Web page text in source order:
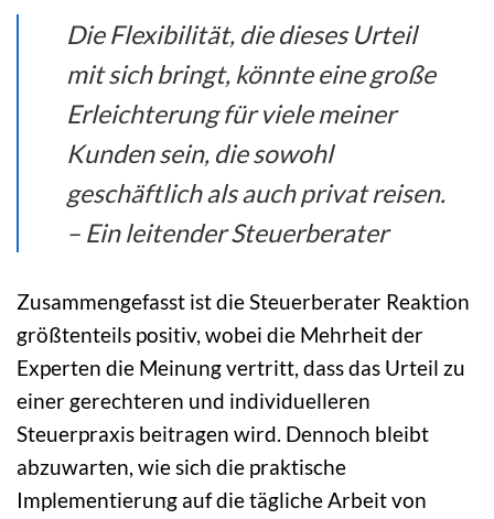
Die Flexibilität, die dieses Urteil
mit sich bringt, könnte eine große
Erleichterung für viele meiner
Kunden sein, die sowohl
geschäftlich als auch privat reisen.
– Ein leitender Steuerberater
Zusammengefasst ist die Steuerberater Reaktion
größtenteils positiv, wobei die Mehrheit der
Experten die Meinung vertritt, dass das Urteil zu
einer gerechteren und individuelleren
Steuerpraxis beitragen wird. Dennoch bleibt
abzuwarten, wie sich die praktische
Implementierung auf die tägliche Arbeit von